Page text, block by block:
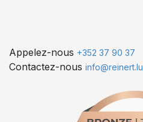
Appelez-nous +352 37 90 37
Contactez-nous info@reinert.lu